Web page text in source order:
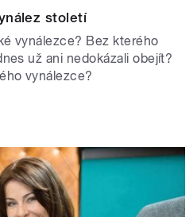
století
vynálezce? Bez kterého
už ani nedokázali obejít?
vynálezce?